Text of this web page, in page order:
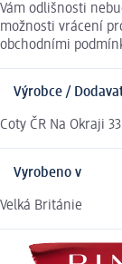
Vám odlišnosti
možnosti vrácení
obchodními
Výrobce /
Coty ČR Na Okraji
Vyrobeno v
Velká Británie